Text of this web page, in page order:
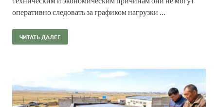
оперативно следовать за графиком нагрузки …
ЧИТАТЬ ДАЛЕЕ